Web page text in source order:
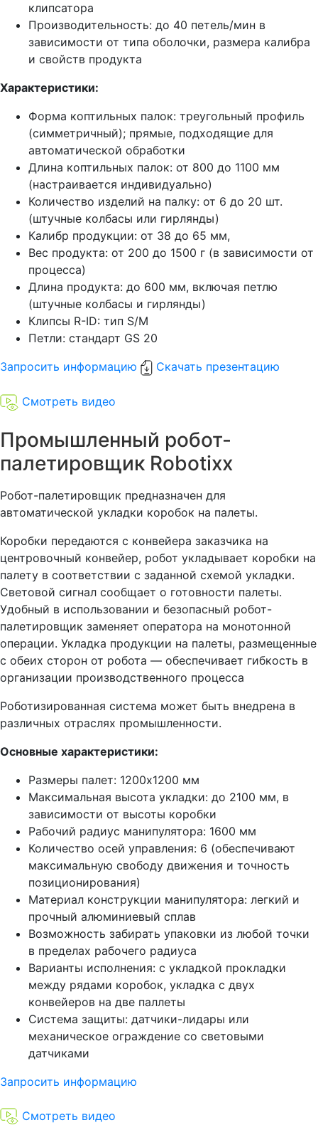
клипсатора
Производительность: до 40 петель/мин в
зависимости от типа оболочки, размера калибра
и свойств продукта
Характеристики:
Форма коптильных палок: треугольный профиль
(симметричный); прямые, подходящие для
автоматической обработки
Длина коптильных палок: от 800 до 1100 мм
(настраивается индивидуально)
Количество изделий на палку: от 6 до 20 шт.
(штучные колбасы или гирлянды)
Калибр продукции: от 38 до 65 мм,
Вес продукта: от 200 до 1500 г (в зависимости от
процесса)
Длина продукта: до 600 мм, включая петлю
(штучные колбасы и гирлянды)
Клипсы R-ID: тип S/M
Петли: стандарт GS 20
Запросить информацию
Скачать презентацию
Смотреть видео
Промышленный робот-
палетировщик Robotixx
Робот-палетировщик предназначен для
автоматической укладки коробок на палеты.
Коробки передаются с конвейера заказчика на
центровочный конвейер, робот укладывает коробки на
палету в соответствии с заданной схемой укладки.
Световой сигнал сообщает о готовности палеты.
Удобный в использовании и безопасный робот-
палетировщик заменяет оператора на монотонной
операции. Укладка продукции на палеты, размещенные
с обеих сторон от робота — обеспечивает гибкость в
организации производственного процесса
Роботизированная система может быть внедрена в
различных отраслях промышленности.
Основные характеристики:
Размеры палет: 1200х1200 мм
Максимальная высота укладки: до 2100 мм, в
зависимости от высоты коробки
Рабочий радиус манипулятора: 1600 мм
Количество осей управления: 6 (обеспечивают
максимальную свободу движения и точность
позиционирования)
Материал конструкции манипулятора: легкий и
прочный алюминиевый сплав
Возможность забирать упаковки из любой точки
в пределах рабочего радиуса
Варианты исполнения: с укладкой прокладки
между рядами коробок, укладка с двух
конвейеров на две паллеты
Система защиты: датчики-лидары или
механическое ограждение со световыми
датчиками
Запросить информацию
Смотреть видео